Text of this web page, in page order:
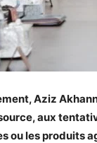
Aziz
aux
ou les produits